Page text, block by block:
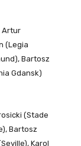
Artur
(Legia
Bartosz
Gdansk)
(Stade
Bartosz
Karol